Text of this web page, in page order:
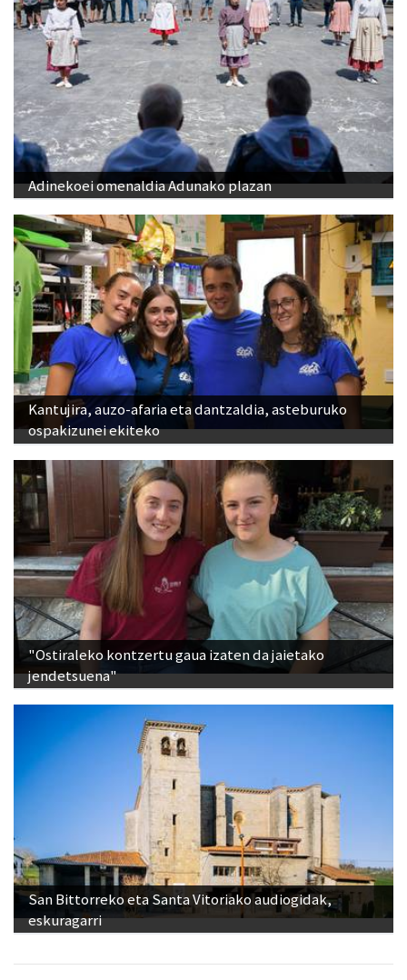
Adinekoei omenaldia Adunako plazan
Kantujira, auzo-afaria eta dantzaldia, asteburuko
ospakizunei ekiteko
"Ostiraleko kontzertu gaua izaten da jaietako
jendetsuena"
San Bittorreko eta Santa Vitoriako audiogidak,
eskuragarri